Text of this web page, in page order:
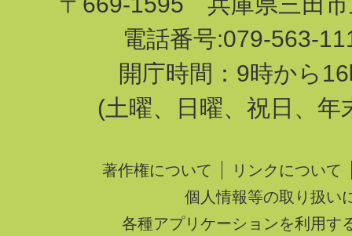
電話番号:079-563-
開庁時間：9時から
(土曜、日曜、祝日、年
著作権について
リンクについて
個人情報等の取り扱い
各種アプリケーションを利用す